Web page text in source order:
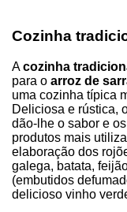
Cozinha
Acozinha
para o arroz de
uma cozinha típica
Deliciosa e rústica,
dão-lhe o sabor e
produtos mais
elaboração dos
galega, batata,
(embutidos
delicioso vinho